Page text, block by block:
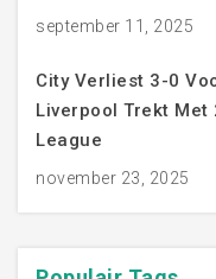
september 11, 2025
City Verliest 3-0
Liverpool Trekt Met
League
november 23, 2025